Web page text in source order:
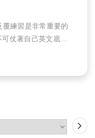
練習是非常重要的
仗著自己英文底子